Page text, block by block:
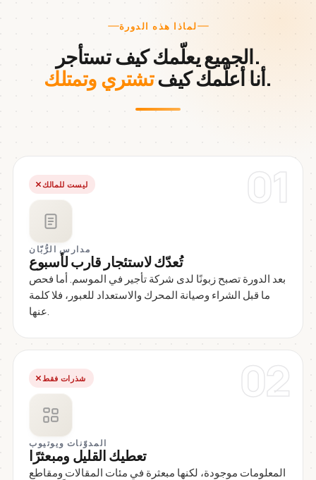
لماذا هذه الدورة
الجميع يعلّمك كيف تستأجر.
أنا أعلّمك كيفتشتري وتمتلك .
01 ليست للمالك
مدارس الرُّبّان
تُعدّك لاستئجار قارب لأسبوع
بعد الدورة تصبح زبونًا لدى شركة تأجير في الموسم. أما فحص
ما قبل الشراء وصيانة المحرك والاستعداد للعبور، فلا كلمة
02 شذرات فقط
المدوّنات ويوتيوب
تعطيك القليل ومبعثرًا
المعلومات موجودة، لكنها مبعثرة في مئات المقالات ومقاطع